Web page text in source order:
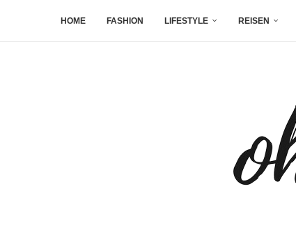
HOME FASHION LIFESTYLE REISEN